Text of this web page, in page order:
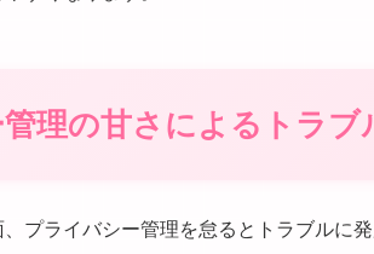
理の甘さによるトラブ
プライバシー管理を怠るとトラブルに